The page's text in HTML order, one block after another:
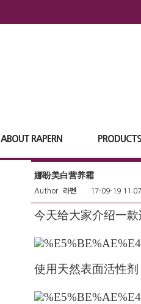
ABOUT RAPERN PRODUCTS
娜盼美白营养霜
Author 라펜 17-09-19 11:07
今天给大家介绍一
使用天然表面活性